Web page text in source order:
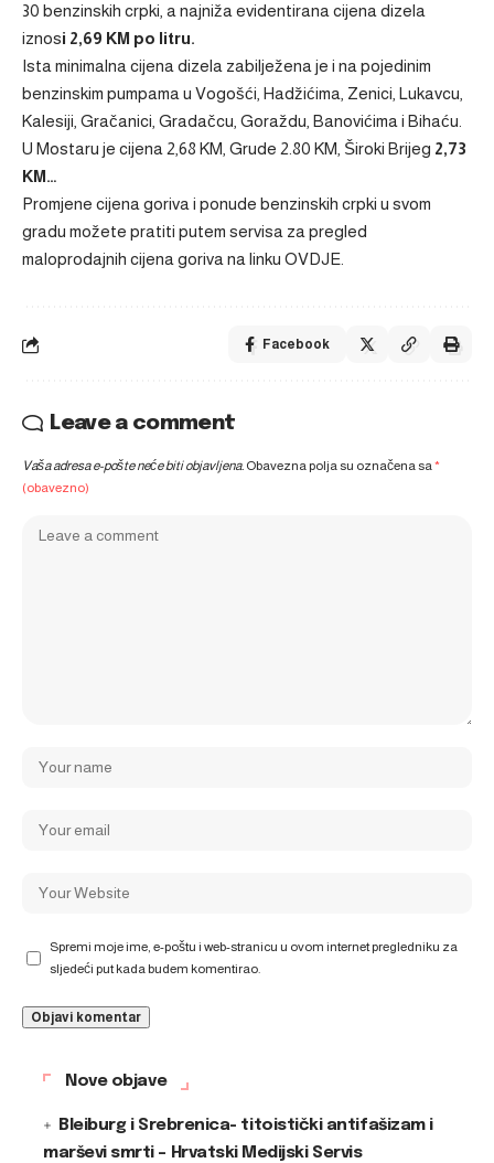
30 benzinskih crpki, a najniža evidentirana cijena dizela
iznosi 2,69 KM po litru.
Ista minimalna cijena dizela zabilježena je i na pojedinim
benzinskim pumpama u Vogošći, Hadžićima, Zenici, Lukavcu,
Kalesiji, Gračanici, Gradačcu, Goraždu, Banovićima i Bihaću.
U Mostaru je cijena 2,68 KM, Grude 2.80 KM, Široki Brijeg 2,73
KM…
Promjene cijena goriva i ponude benzinskih crpki u svom
gradu možete pratiti putem servisa za pregled
maloprodajnih cijena goriva na linku OVDJE.
Facebook
Leave a comment
Vaša adresa e-pošte neće biti objavljena. Obavezna polja su označena sa*
(obavezno)
Spremi moje ime, e-poštu i web-stranicu u ovom internet pregledniku za
sljedeći put kada budem komentirao.
Nove objave
Bleiburg i Srebrenica- titoistički antifašizam i
marševi smrti – Hrvatski Medijski Servis